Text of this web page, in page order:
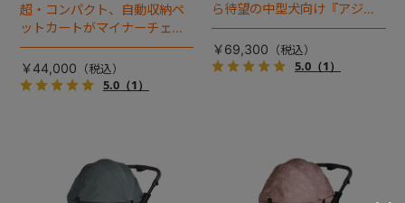
超・コンパクト、自動収納ペ
ットカートがマイナーチェン
ジ！
￥44,000
5.0（1）
ら待望の中型犬向け『アジャ
イル２』 登場！耐荷重30kg
で、しかも1秒・自動収納機能
搭載！！
￥69,300
5.0（1）